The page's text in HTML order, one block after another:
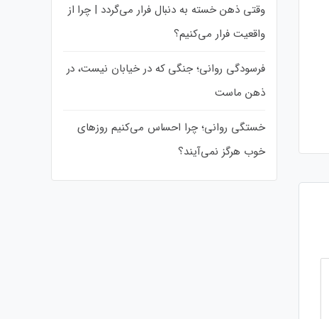
وقتی ذهن خسته به دنبال فرار می‌گردد | چرا از
واقعیت فرار می‌کنیم؟
فرسودگی روانی؛ جنگی که در خیابان نیست، در
ذهن ماست
خستگی روانی؛ چرا احساس می‌کنیم روزهای
خوب هرگز نمی‌آیند؟